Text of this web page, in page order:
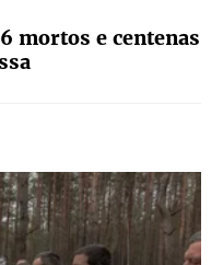
mortos e centenas